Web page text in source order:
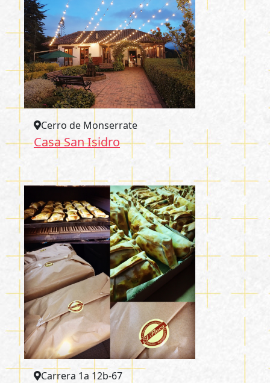
Cerro de Monserrate
Casa San Isidro
Carrera 1a 12b-67